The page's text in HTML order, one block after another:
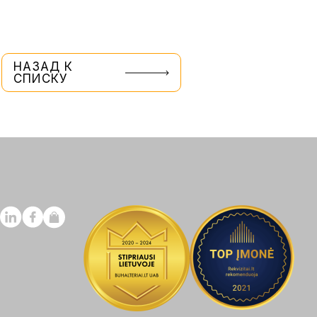
НАЗАД К
СПИСКУ